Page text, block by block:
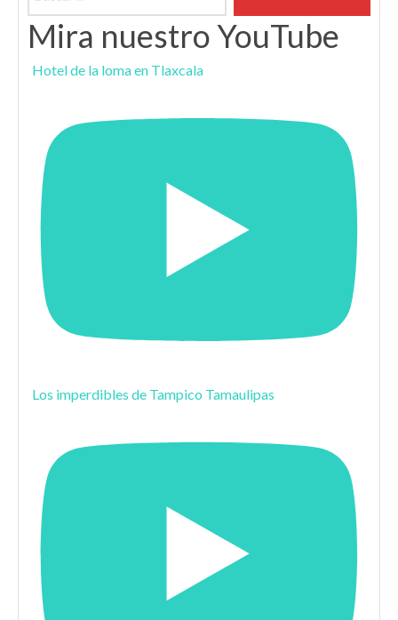
Mira nuestro YouTube
Hotel de la loma en Tlaxcala
Los imperdibles de Tampico Tamaulipas